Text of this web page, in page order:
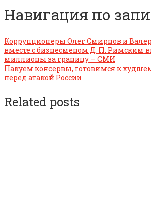
Навигация по
Коррупционеры Олег Смирнов и
вместе с бизнесменом Д. П. Римским
миллионы за границу — СМИ
Пакуем консервы, готовимся к
перед атакой России
Related posts